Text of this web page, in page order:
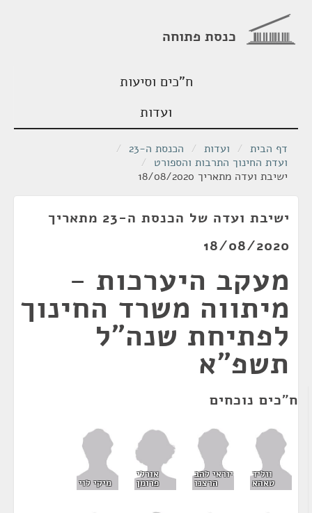
כנסת פתוחה
ח"כים וסיעות
ועדות
דף הבית / ועדות / הכנסת ה-23
/
ועדת החינוך התרבות והספורט /
ישיבת ועדה מתאריך 18/08/2020
ישיבת ועדה של הכנסת ה-23 מתאריך
18/08/2020
מעקב היערכות -
מיתווה משרד החינוך
לפתיחת שנה"ל
תשפ"א
ח"כים נוכחים
ווליד
טאהא
יוראי להב
הרצנו
אורלי
פרומן מיקי לוי